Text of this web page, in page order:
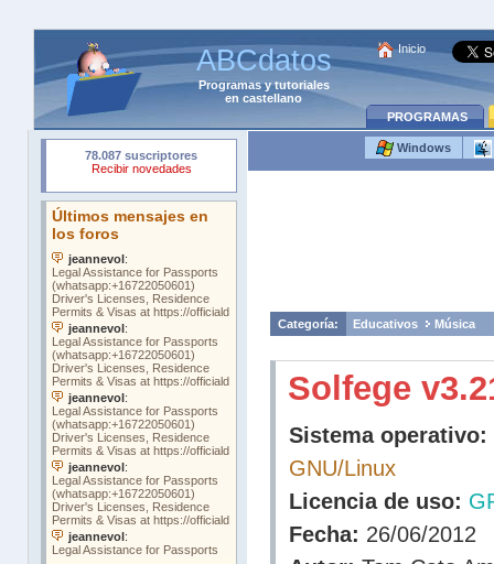
ABCdatos
Programasytutoriales
en castellano
Inicio
PROGRAMAS
Windows
Categoría: Educativos Música
Solfege
Sistema operativo:
GNU/Linux
Licencia de uso:
Fecha: 26/06/2012